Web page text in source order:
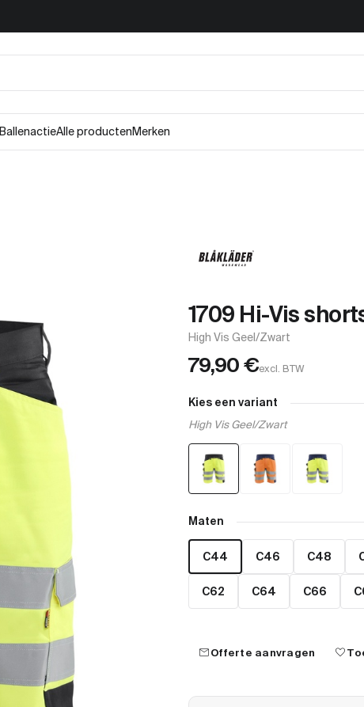
BallenactieAlle productenMerken
1709 Hi-Vis
High Vis Geel/Zwart
79,90€excl. BTW
Kies een variant
High Vis Geel/Zwart
Maten
C44 C46 C48
C62 C64 C66
mailOfferte aanvragen favorite